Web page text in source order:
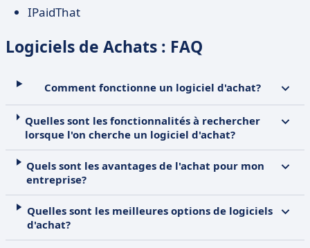
IPaidThat
Logiciels de Achats : FAQ
Comment fonctionne un logiciel d'achat?
Quelles sont les fonctionnalités à rechercher
lorsque l'on cherche un logiciel d'achat?
Quels sont les avantages de l'achat pour mon
entreprise?
Quelles sont les meilleures options de logiciels
d'achat?